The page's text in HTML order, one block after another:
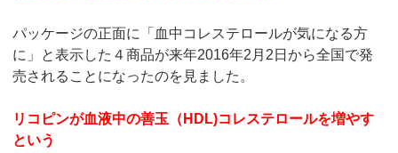
パッケージの正面に「血中コレステロールが気になる方
に」と表示した４商品が来年2016年2月2日から全国で発
売されることになったのを見ました。
リコピンが血液中の善玉（HDL)コレステロールを増やす
という